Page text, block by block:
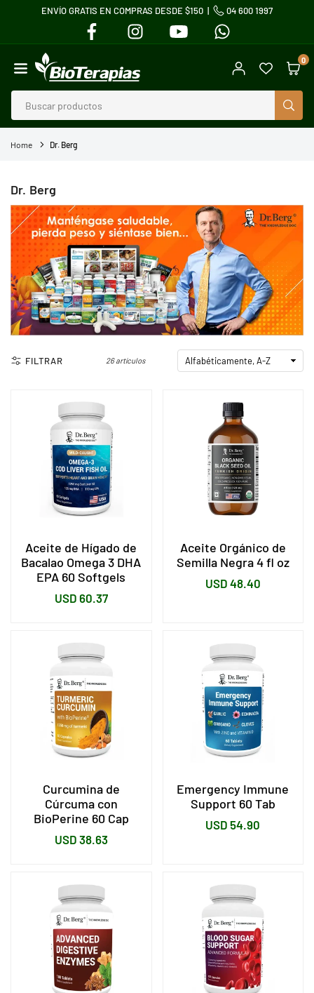
al
contenido
ENVÍO GRATIS EN COMPRAS DESDE $150 |
04 600 1997
FACEBOOK
INSTAGRAM YOUTUBE
BIOTERAPIAS
0
Home Dr. Berg
Dr. Berg
FILTRAR 26 artículos
Aceite de Hígado de
Bacalao Omega 3 DHA
EPA 60 Softgels
Precio
USD 60.37
Aceite Orgánico de
Semilla Negra 4 fl oz
Precio
USD 48.40
Curcumina de
Cúrcuma con
BioPerine 60 Cap
Precio
USD 38.63
Emergency Immune
Support 60 Tab
Precio
USD 54.90